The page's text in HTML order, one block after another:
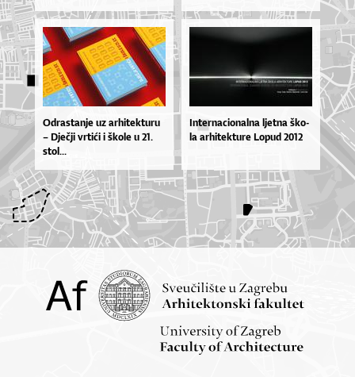
Odras­ta­nje uz ar­hi­tek­tu­ru
– Dje­čji vr­ti­ći i ško­le u 21.
stol...
In­ter­naci­o­nal­na ljet­na ško­
la ar­hi­tek­tu­re Lo­pud 2012